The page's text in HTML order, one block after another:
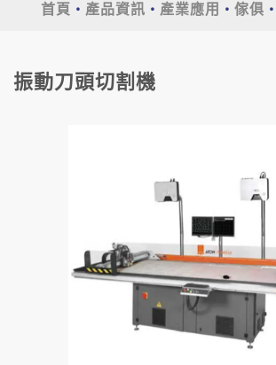
首頁 產品資訊 產業應用 傢俱
振動刀頭切割機